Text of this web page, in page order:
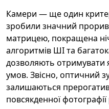
Камери — ще один
зробили значний
матрицею, покращена
алгоритмів ШІ та
дозволяють отримувати
умов. Звісно, оптичний
залишаються
повсякденної